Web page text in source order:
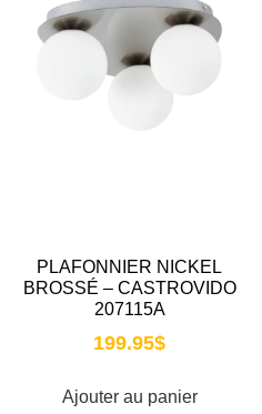
PLAFONNIER NICKEL
BROSSÉ – CASTROVIDO
207115A
199.95$
Ajouter au panier